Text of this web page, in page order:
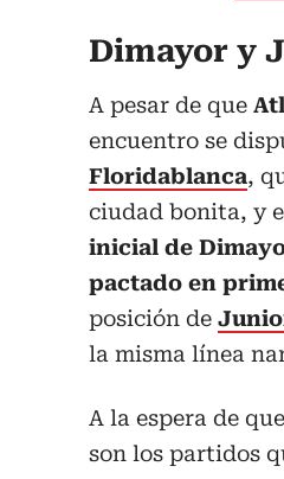
Dimayor y
A pesar de que
encuentro se
Floridablanca,
ciudad bonita, y
inicial de
pactado en
posición de
la misma línea
A la espera de
son los partidos